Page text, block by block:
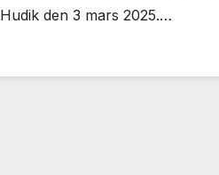
Hudik den 3 mars 2025.…